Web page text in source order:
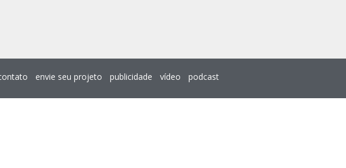
envie seu projeto publicidade vídeo podcast